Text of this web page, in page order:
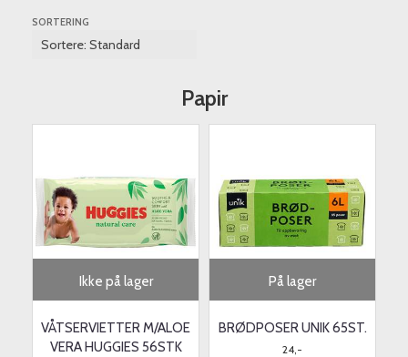
SORTERING
Papir
Ikke på lager
VÅTSERVIETTER M/ALOE
VERA HUGGIES 56STK
På lager
BRØDPOSER UNIK 65ST.
24,-